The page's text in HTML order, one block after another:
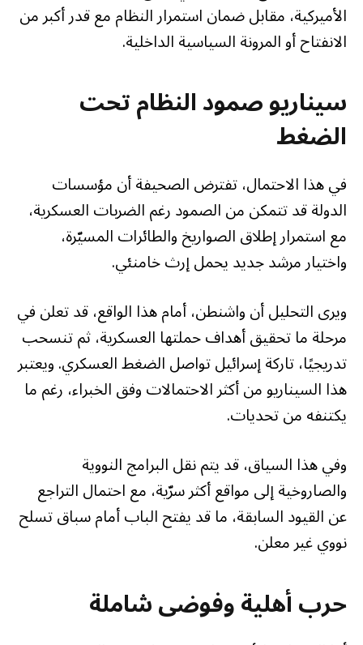
الأميركية، مقابل ضمان استمرار النظام مع قدر أكبر من
الانفتاح أو المرونة السياسية الداخلية.
سيناريو صمود النظام تحت
الضغط
في هذا الاحتمال، تفترض الصحيفة أن مؤسسات
الدولة قد تتمكن من الصمود رغم الضربات العسكرية،
مع استمرار إطلاق الصواريخ والطائرات المسيّرة،
واختيار مرشد جديد يحمل إرث خامنئي.
ويرى التحليل أن واشنطن، أمام هذا الواقع، قد تعلن في
مرحلة ما تحقيق أهداف حملتها العسكرية، ثم تنسحب
تدريجيًا، تاركة إسرائيل تواصل الضغط العسكري. ويعتبر
هذا السيناريو من أكثر الاحتمالات وفق الخبراء، رغم ما
يكتنفه من تحديات.
وفي هذا السياق، قد يتم نقل البرامج النووية
والصاروخية إلى مواقع أكثر سرّية، مع احتمال التراجع
عن القيود السابقة، ما قد يفتح الباب أمام سباق تسلح
نووي غير معلن.
حرب أهلية وفوضى شاملة